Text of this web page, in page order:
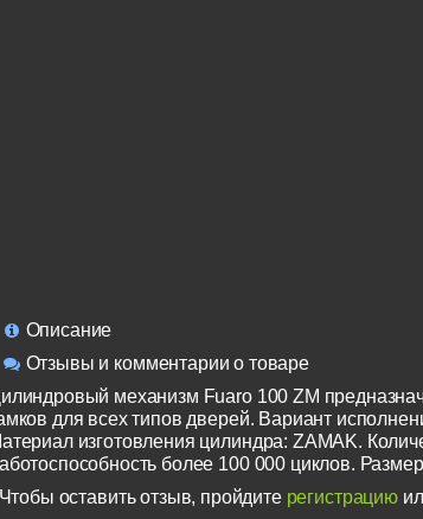
Описание
Отзывы и комментарии о товаре
механизм Fuaro 100 ZM
для всех типов дверей. Вариант
изготовления цилиндра: ZAMAK.
более 100 000 циклов.
Чтобы оставить отзыв, пройдите регистрацию